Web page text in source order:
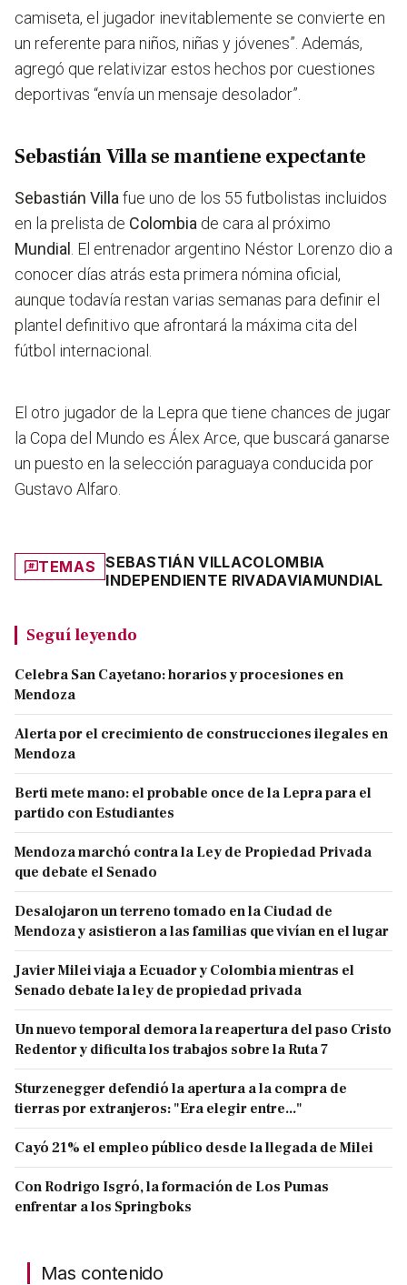
camiseta, el jugador inevitablemente se convierte en
un referente para niños, niñas y jóvenes”. Además,
agregó que relativizar estos hechos por cuestiones
deportivas “envía un mensaje desolador”.
Sebastián Villa se mantiene expectante
Sebastián Villa fue uno de los 55 futbolistas incluidos
en la prelista de Colombia de cara al próximo
Mundial
. El entrenador argentino Néstor Lorenzo dio a
conocer días atrás esta primera nómina oficial,
aunque todavía restan varias semanas para definir el
plantel definitivo que afrontará la máxima cita del
fútbol internacional.
El otro jugador de la Lepra que tiene chances de jugar
la Copa del Mundo es Álex Arce, que buscará ganarse
un puesto en la selección paraguaya conducida por
Gustavo Alfaro.
TEMAS SEBASTIÁN VILLACOLOMBIA
INDEPENDIENTE RIVADAVIAMUNDIAL
Seguí leyendo
Celebra San Cayetano: horarios y procesiones en
Mendoza
Alerta por el crecimiento de construcciones ilegales en
Mendoza
Berti mete mano: el probable once de la Lepra para el
partido con Estudiantes
Mendoza marchó contra la Ley de Propiedad Privada
que debate el Senado
Desalojaron un terreno tomado en la Ciudad de
Mendoza y asistieron a las familias que vivían en el lugar
Javier Milei viaja a Ecuador y Colombia mientras el
Senado debate la ley de propiedad privada
Un nuevo temporal demora la reapertura del paso Cristo
Redentor y dificulta los trabajos sobre la Ruta 7
Sturzenegger defendió la apertura a la compra de
tierras por extranjeros: "Era elegir entre..."
Cayó 21% el empleo público desde la llegada de Milei
Con Rodrigo Isgró, la formación de Los Pumas
enfrentar a los Springboks
Mas contenido